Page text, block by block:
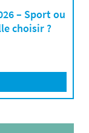
– Sport ou
choisir ?